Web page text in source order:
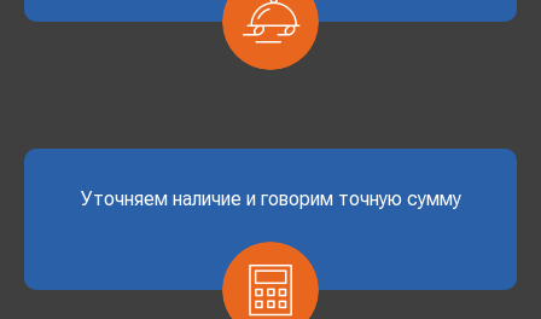
Уточняем наличие и говорим точную сумму